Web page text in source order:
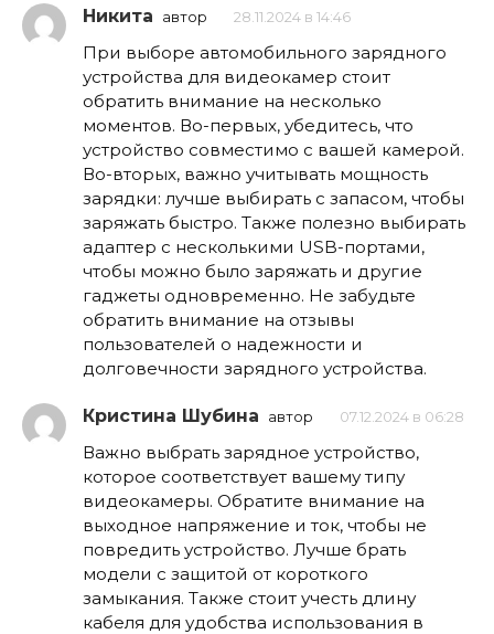
Никита автор 28.11.2024 в 14:46
При выборе автомобильного зарядного
устройства для видеокамер стоит
обратить внимание на несколько
моментов. Во-первых, убедитесь, что
устройство совместимо с вашей камерой.
Во-вторых, важно учитывать мощность
зарядки: лучше выбирать с запасом, чтобы
заряжать быстро. Также полезно выбирать
адаптер с несколькими USB-портами,
чтобы можно было заряжать и другие
гаджеты одновременно. Не забудьте
обратить внимание на отзывы
пользователей о надежности и
долговечности зарядного устройства.
Кристина Шубина автор 07.12.2024 в 06:28
Важно выбрать зарядное устройство,
которое соответствует вашему типу
видеокамеры. Обратите внимание на
выходное напряжение и ток, чтобы не
повредить устройство. Лучше брать
модели с защитой от короткого
замыкания. Также стоит учесть длину
кабеля для удобства использования в